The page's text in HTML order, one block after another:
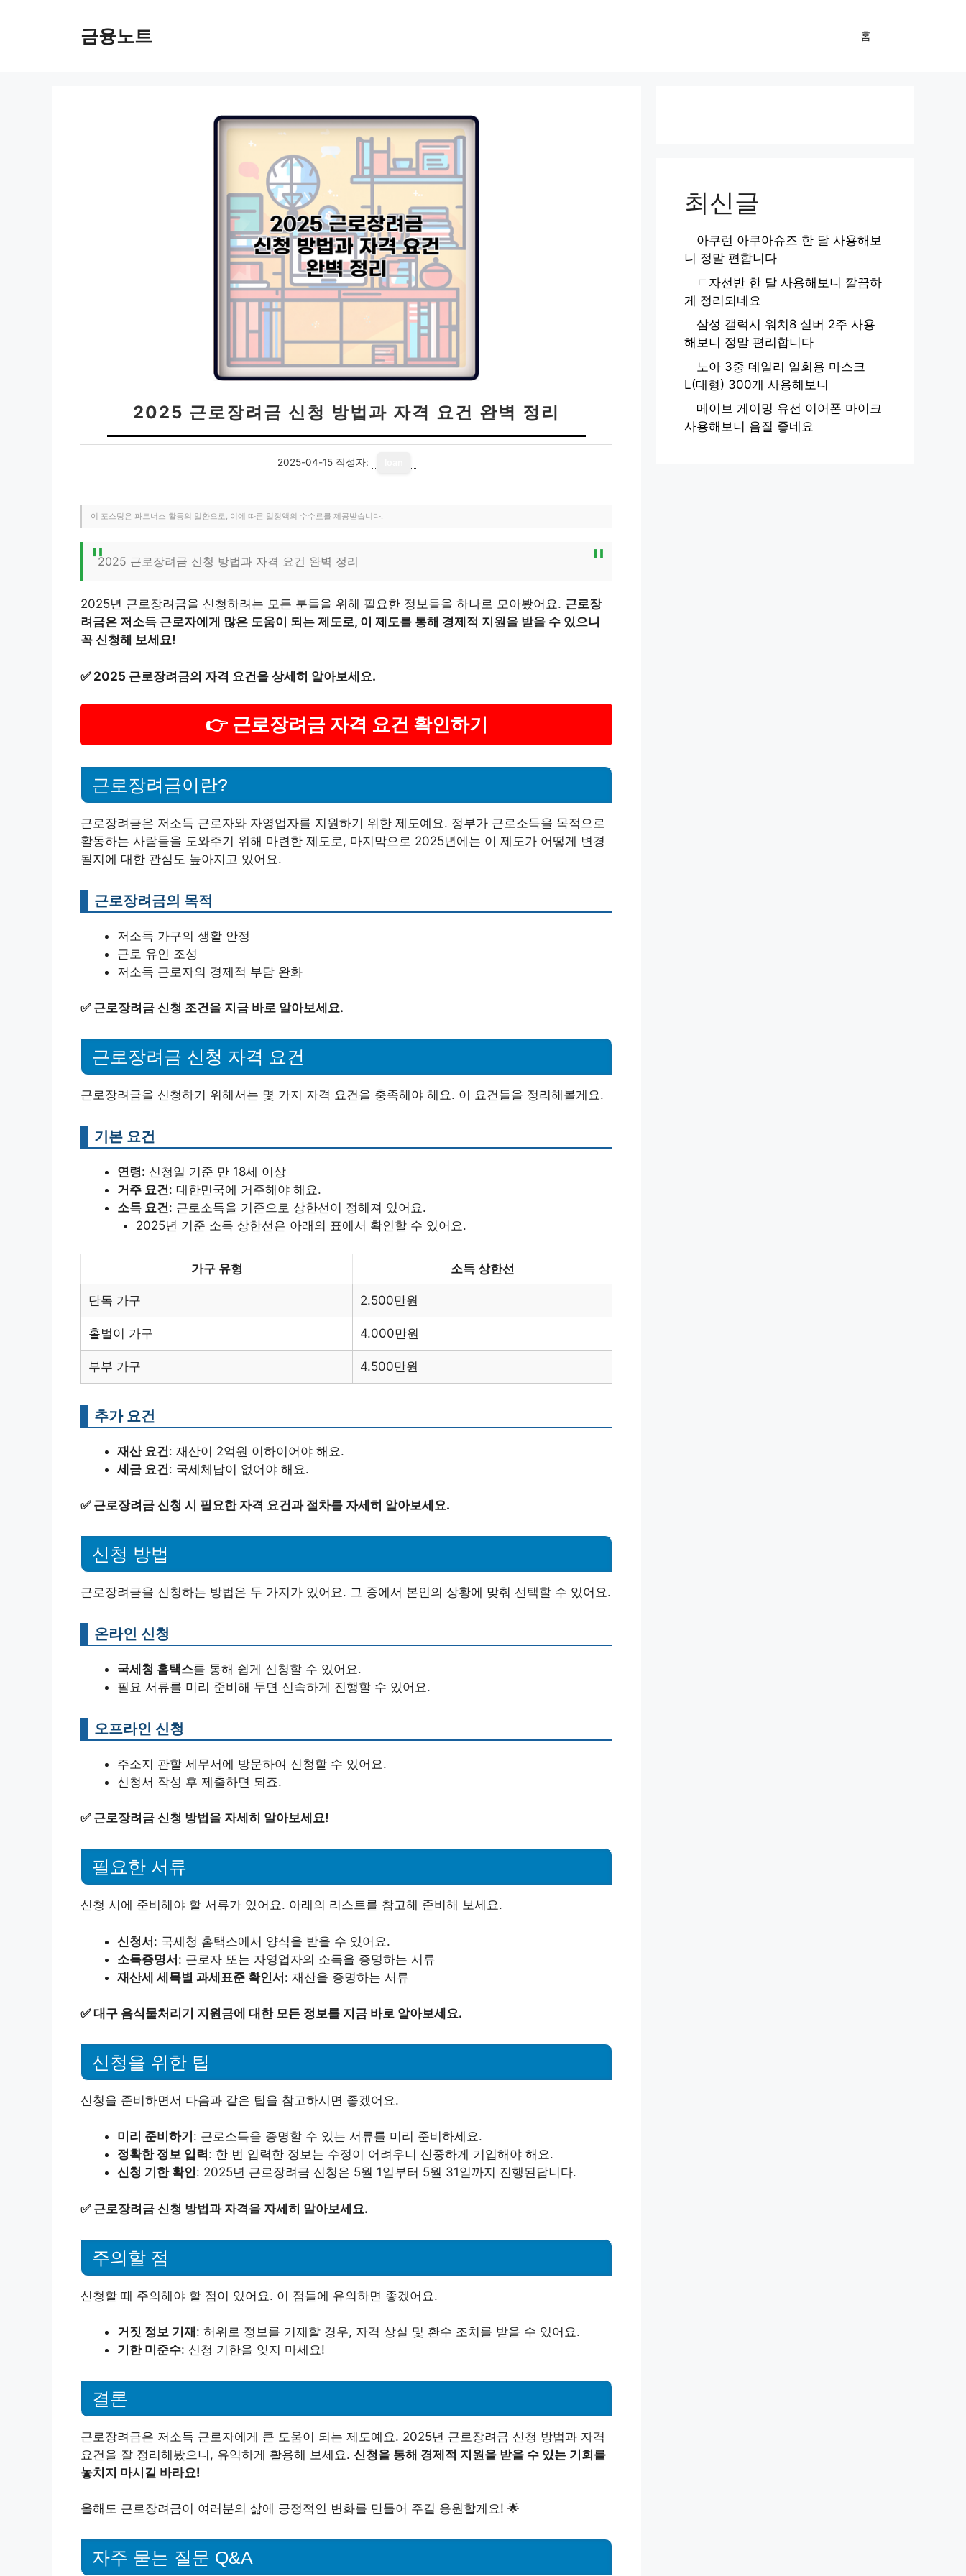
금융노트 홈
2025 근로장려금 신청 방법과 자격 요건 완벽 정리
2025-04-15 작성자:
이 포스팅은 파트너스 활동의 일환으로, 이에 따른 일정액의 수수료를 제공받습니다.
2025 근로장려금 신청 방법과 자격 요건 완벽 정리
2025년 근로장려금을 신청하려는 모든 분들을 위해 필요한 정보들을 하나로 모아봤어요. 근로장
려금은 저소득 근로자에게 많은 도움이 되는 제도로, 이 제도를 통해 경제적 지원을 받을 수 있으니
꼭 신청해 보세요!
✅ 2025 근로장려금의 자격 요건을 상세히 알아보세요.
👉 근로장려금 자격 요건 확인하기
근로장려금이란?
근로장려금은 저소득 근로자와 자영업자를 지원하기 위한 제도예요. 정부가 근로소득을 목적으로
활동하는 사람들을 도와주기 위해 마련한 제도로, 마지막으로 2025년에는 이 제도가 어떻게 변경
될지에 대한 관심도 높아지고 있어요.
근로장려금의 목적
저소득 가구의 생활 안정
근로 유인 조성
저소득 근로자의 경제적 부담 완화
✅ 근로장려금 신청 조건을 지금 바로 알아보세요.
근로장려금 신청 자격 요건
근로장려금을 신청하기 위해서는 몇 가지 자격 요건을 충족해야 해요. 이 요건들을 정리해볼게요.
기본 요건
연령: 신청일 기준 만 18세 이상
거주 요건: 대한민국에 거주해야 해요.
소득 요건: 근로소득을 기준으로 상한선이 정해져 있어요.
2025년 기준 소득 상한선은 아래의 표에서 확인할 수 있어요.
가구 유형 소득 상한선
단독 가구 2.500만원
홀벌이 가구 4.000만원
부부 가구 4.500만원
추가 요건
재산 요건: 재산이 2억원 이하이어야 해요.
세금 요건: 국세체납이 없어야 해요.
✅ 근로장려금 신청 시 필요한 자격 요건과 절차를 자세히 알아보세요.
신청 방법
근로장려금을 신청하는 방법은 두 가지가 있어요. 그 중에서 본인의 상황에 맞춰 선택할 수 있어요.
온라인 신청
국세청 홈택스를 통해 쉽게 신청할 수 있어요.
필요 서류를 미리 준비해 두면 신속하게 진행할 수 있어요.
오프라인 신청
주소지 관할 세무서에 방문하여 신청할 수 있어요.
신청서 작성 후 제출하면 되죠.
✅ 근로장려금 신청 방법을 자세히 알아보세요!
필요한 서류
신청 시에 준비해야 할 서류가 있어요. 아래의 리스트를 참고해 준비해 보세요.
신청서: 국세청 홈택스에서 양식을 받을 수 있어요.
소득증명서: 근로자 또는 자영업자의 소득을 증명하는 서류
재산세 세목별 과세표준 확인서: 재산을 증명하는 서류
✅대구 음식물처리기 지원금에 대한 모든 정보를 지금 바로 알아보세요.
신청을 위한 팁
신청을 준비하면서 다음과 같은 팁을 참고하시면 좋겠어요.
미리 준비하기 : 근로소득을 증명할 수 있는 서류를 미리 준비하세요.
정확한 정보 입력: 한 번 입력한 정보는 수정이 어려우니 신중하게 기입해야 해요.
신청 기한 확인: 2025년 근로장려금 신청은 5월 1일부터 5월 31일까지 진행된답니다.
✅ 근로장려금 신청 방법과 자격을 자세히 알아보세요.
주의할 점
신청할 때 주의해야 할 점이 있어요. 이 점들에 유의하면 좋겠어요.
거짓 정보 기재 : 허위로 정보를 기재할 경우, 자격 상실 및 환수 조치를 받을 수 있어요.
기한 미준수: 신청 기한을 잊지 마세요!
결론
근로장려금은 저소득 근로자에게 큰 도움이 되는 제도예요. 2025년 근로장려금 신청 방법과 자격
요건을 잘 정리해봤으니, 유익하게 활용해 보세요. 신청을 통해 경제적 지원을 받을 수 있는 기회를
놓치지 마시길 바라요!
올해도 근로장려금이 여러분의 삶에 긍정적인 변화를 만들어 주길 응원할게요! 🌟
자주 묻는 질문 Q&A
최신글
아쿠런 아쿠아슈즈 한 달 사용해보
니 정말 편합니다
ㄷ자선반 한 달 사용해보니 깔끔하
게 정리되네요
삼성 갤럭시 워치8 실버 2주 사용
해보니 정말 편리합니다
노아 3중 데일리 일회용 마스크
L(대형) 300개 사용해보니
메이브 게이밍 유선 이어폰 마이크
사용해보니 음질 좋네요